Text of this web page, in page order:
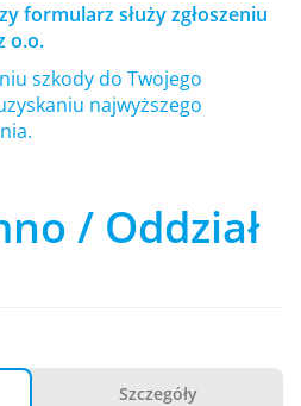
formularz służy zgłoszeniu
o.o.
szkody do Twojego
najwyższego
/ Oddział
Szczegóły